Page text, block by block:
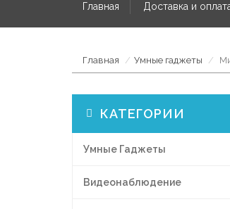
Главная Доставка и
Главная Умные гаджеты
КАТЕГОРИИ
Умные Гаджеты
Видеонаблюдение